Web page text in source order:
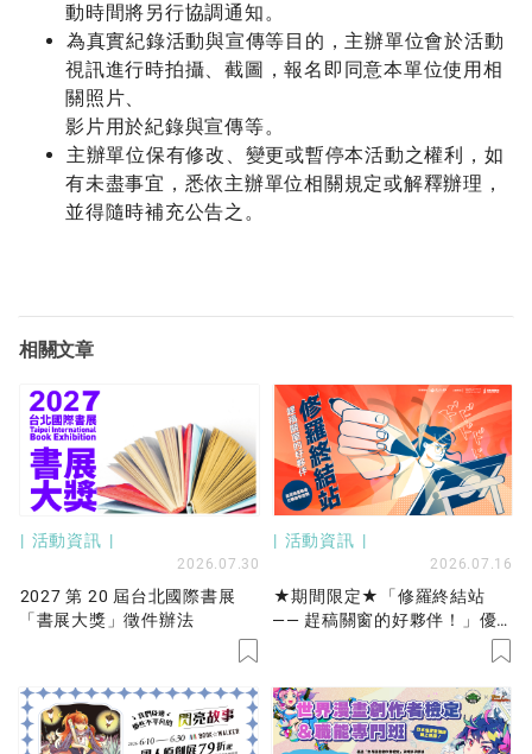
動時間將另行協調通知。
為真實紀錄活動與宣傳等目的，主辦單位會於活動
視訊進行時拍攝、截圖，報名即同意本單位使用相
關照片、
影片用於紀錄與宣傳等。
主辦單位保有修改、變更或暫停本活動之權利，如
有未盡事宜，悉依主辦單位相關規定或解釋辦理，
並得隨時補充公告之。
相關文章
活動資訊
2026.07.30
2027 第 20 屆台北國際書展
「書展大獎」徵件辦法
活動資訊
2026.07.16
★期間限定★「修羅終結站
—— 趕稿關窗的好夥伴！」優
先保留工作站服務開放申請！